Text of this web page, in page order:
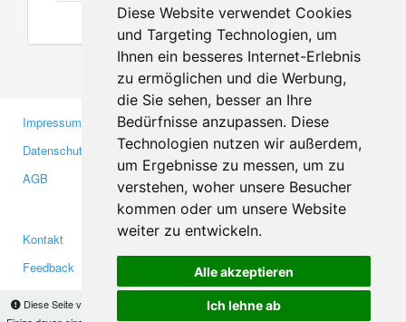
Diese Website verwendet Cookies
und Targeting Technologien, um
Ihnen ein besseres Internet-Erlebnis
zu ermöglichen und die Werbung,
die Sie sehen, besser an Ihre
Bedürfnisse anzupassen. Diese
Technologien nutzen wir außerdem,
um Ergebnisse zu messen, um zu
verstehen, woher unsere Besucher
kommen oder um unsere Website
weiter zu entwickeln.
Alle akzeptieren
Ich lehne ab
Diese Seite verwendet Cookies, um Informationen auf Ihrem Computer zu speichern.
Impressum
Datenschutzerklärung
AGB
Gewerbetreibende
Investoren
Medien
Kontakt
Feedback
Facebook
Twitter
YouTube